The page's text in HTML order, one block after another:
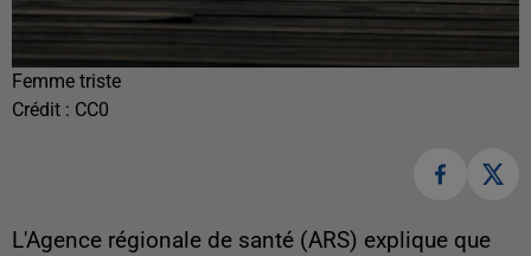
Femme triste
Crédit : CC0
L'Agence régionale de santé (ARS) explique que